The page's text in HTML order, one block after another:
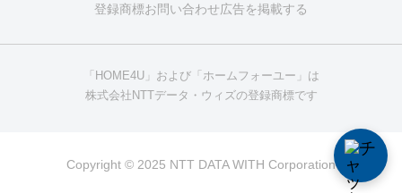
登録商標お問い合わせ広告を掲載する
「HOME4U」および「ホームフォーユー」は
株式会社NTTデータ・ウィズの登録商標です
Copyright © 2025 NTT DATA WITH Corporation